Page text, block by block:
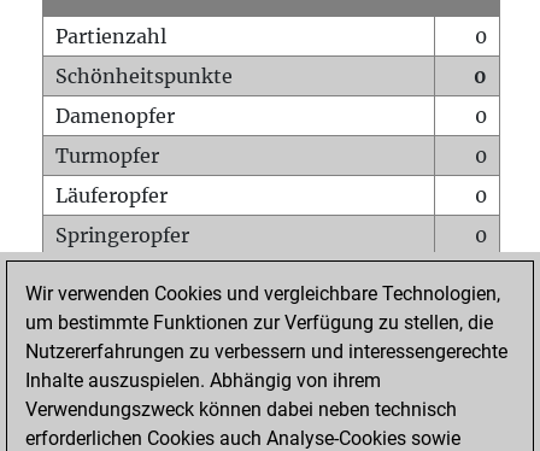
Partienzahl
0
Schönheitspunkte
0
Damenopfer
0
Turmopfer
0
Läuferopfer
0
Springeropfer
0
Matt auf vollem Brett
0
Bauer setzt Matt
0
Erstickte Matts
Unterverwandlungen
Wir verwenden Cookies und vergleichbare Technologien,
um bestimmte Funktionen zur Verfügung zu stellen, die
Nutzererfahrungen zu verbessern und interessengerechte
Inhalte auszuspielen. Abhängig von ihrem
Verwendungszweck können dabei neben technisch
erforderlichen Cookies auch Analyse-Cookies sowie